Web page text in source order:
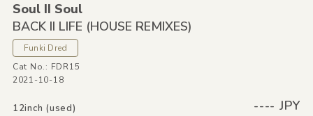
Soul II Soul
BACK II LIFE (HOUSE REMIXES)
Funki Dred
Cat No.: FDR15
2021-10-18
12inch (used) ---- JPY